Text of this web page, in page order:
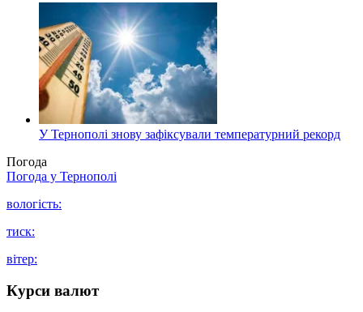
У Тернополі знову зафіксували температурний рекорд
Погода
Погода у Тернополі
вологість:
тиск:
вітер:
Курси валют